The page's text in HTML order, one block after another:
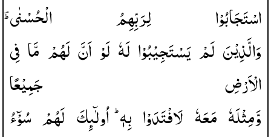
اسْتَجَابُوْا
لِرَبِّهِمُ
الْحُسْنٰی ؔؕ
وَالَّذِیْنَ لَمْ یَسْتَجِیْبُوْا لَهٗ لَوْ اَنَّ لَهُمْ مَّا فِی
الْاَرْضِ
جَمِیْعًا
وَّمِثْلَهٗ مَعَهٗ لَافْتَدَوْا بِهٖ ؕ اُولٰٓىِٕكَ لَهُمْ سُوْٓءُ